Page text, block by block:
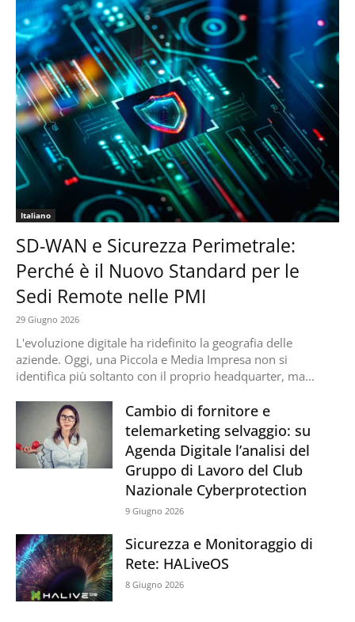
Italiano
SD-WAN e Sicurezza Perimetrale:
Perché è il Nuovo Standard per le
Sedi Remote nelle PMI
29 Giugno 2026
L'evoluzione digitale ha ridefinito la geografia delle
aziende. Oggi, una Piccola e Media Impresa non si
identifica più soltanto con il proprio headquarter, ma...
Cambio di fornitore e
telemarketing selvaggio: su
Agenda Digitale l’analisi del
Gruppo di Lavoro del Club
Nazionale Cyberprotection
9 Giugno 2026
Sicurezza e Monitoraggio di
Rete: HALiveOS
8 Giugno 2026